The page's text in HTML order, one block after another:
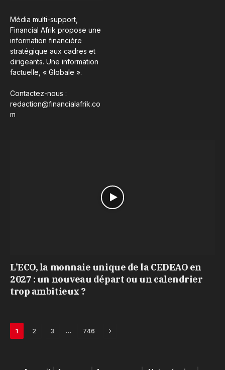
Média multi-support,
Financial Afrik propose une
information financière
stratégique aux cadres et
dirigeants. Une information
factuelle, « Globale ».
Contactez-nous :
redaction@financialafrik.co
m
L’ECO, la monnaie unique de la CEDEAO en
2027 : un nouveau départ ou un calendrier
trop ambitieux ?
1 2 3 … 746 Next